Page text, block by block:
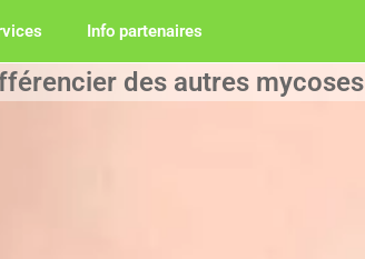
Info partenaires
des autres mycoses